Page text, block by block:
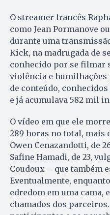
O streamer francês
como Jean Pormanove
durante uma
Kick, na madrugada de
conhecido por se filmar
violência e
de conteúdo,
e já acumulava 582 mil
O vídeo em que ele
289 horas no total, mais
Owen Cenazandotti, de
Safine Hamadi, de 23,
Coudoux – que também
Eventualmente,
edredom em uma cama,
chamados dos parceiros.